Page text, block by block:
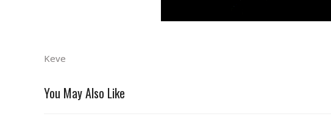
Keve
You May Also Like